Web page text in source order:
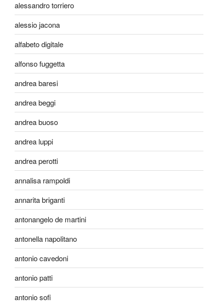
alessandro torriero
alessio jacona
alfabeto digitale
alfonso fuggetta
andrea baresi
andrea beggi
andrea buoso
andrea luppi
andrea perotti
annalisa rampoldi
annarita briganti
antonangelo de martini
antonella napolitano
antonio cavedoni
antonio patti
antonio sofi